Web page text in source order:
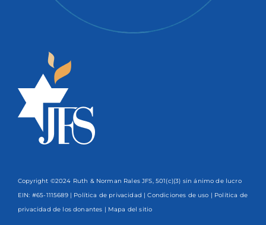
Copyright ©2024 Ruth & Norman Rales JFS, 501(c)(3) sin ánimo de lucro
EIN: #65-1115689 | Política de privacidad |Condiciones de uso | Política de
privacidad de los donantes | Mapa del sitio